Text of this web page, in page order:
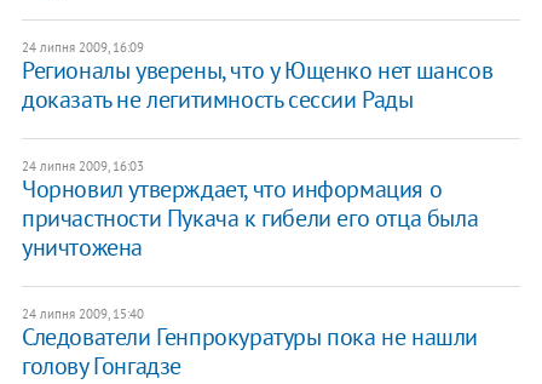
24 липня 2009, 16:09
Регионалы уверены, что у Ющенко нет шансов
доказать не легитимность сессии Рады
24 липня 2009, 16:03
Чорновил утверждает, что информация о
причастности Пукача к гибели его отца была
уничтожена
24 липня 2009, 15:40
Следователи Генпрокуратуры пока не нашли
голову Гонгадзе